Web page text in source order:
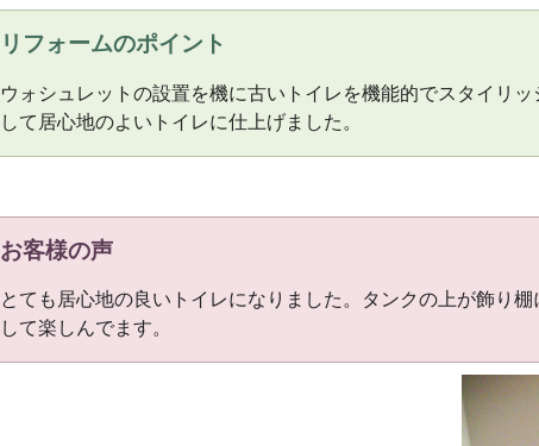
リフォームのポイント
ウォシュレットの設置を機に古いトイレを機能的でスタイリ
して居心地のよいトイレに仕上げました。
お客様の声
とても居心地の良いトイレになりました。タンクの上が飾り
して楽しんでます。